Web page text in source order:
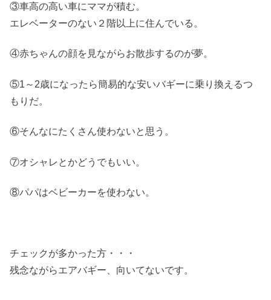
③車高の高い車にママが積む。
エレベーターのない２階以上に住んでいる。
④赤ちゃんの顔を見ながらお散歩するのが夢。
⑤1～2歳になったら簡易的な安いバギーに乗り換えるつ
もりだ。
⑥そんなにたくさん使わないと思う。
⑦オシャレとかどうでもいい。
⑧パパはベビーカーを使わない。
チェックが多かった方・・・
残念ながらエアバギー、向いてないです。